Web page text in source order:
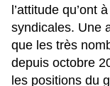
l’attitude qu’ont
syndicales. Une
que les très
depuis octobre
les positions du